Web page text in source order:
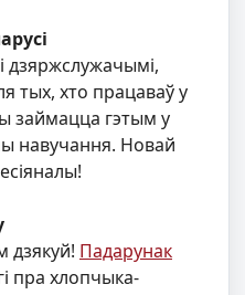
дзяржслужачымі,
тых, хто працаваў у
займацца гэтым у
навучання. Новай
дзякуй! Падарунак
пра хлопчыка-